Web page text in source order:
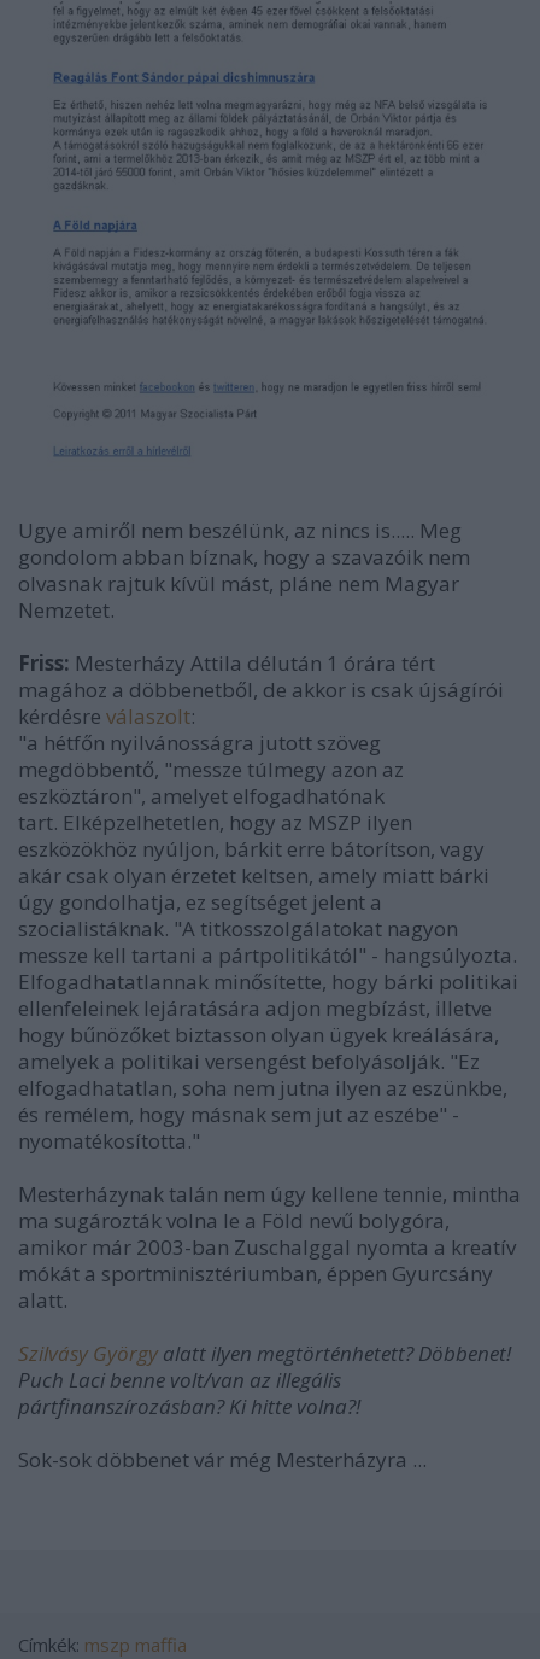
Ugye amiről nem beszélünk, az nincs is..... Meg
gondolom abban bíznak, hogy a szavazóik nem
olvasnak rajtuk kívül mást, pláne nem Magyar
Nemzetet.
Friss: Mesterházy Attila délután 1 órára tért
magához a döbbenetből, de akkor is csak újságírói
kérdésre válaszolt:
"a hétfőn nyilvánosságra jutott szöveg
megdöbbentő, "messze túlmegy azon az
eszköztáron", amelyet elfogadhatónak
tart. Elképzelhetetlen, hogy az MSZP ilyen
eszközökhöz nyúljon, bárkit erre bátorítson, vagy
akár csak olyan érzetet keltsen, amely miatt bárki
úgy gondolhatja, ez segítséget jelent a
szocialistáknak. "A titkosszolgálatokat nagyon
messze kell tartani a pártpolitikától" - hangsúlyozta.
Elfogadhatatlannak minősítette, hogy bárki politikai
ellenfeleinek lejáratására adjon megbízást, illetve
hogy bűnözőket biztasson olyan ügyek kreálására,
amelyek a politikai versengést befolyásolják. "Ez
elfogadhatatlan, soha nem jutna ilyen az eszünkbe,
és remélem, hogy másnak sem jut az eszébe" -
nyomatékosította."
Mesterházynak talán nem úgy kellene tennie, mintha
ma sugározták volna le a Föld nevű bolygóra,
amikor már 2003-ban Zuschalggal nyomta a kreatív
mókát a sportminisztériumban, éppen Gyurcsány
alatt.
Szilvásy György alatt ilyen megtörténhetett? Döbbenet!
Puch Laci benne volt/van az illegális
pártfinanszírozásban? Ki hitte volna?!
Sok-sok döbbenet vár még Mesterházyra ...
Címkék: mszp maffia